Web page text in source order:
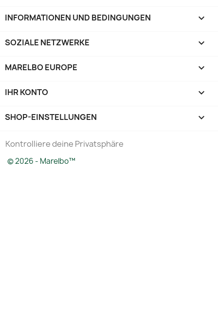
INFORMATIONEN UND BEDINGUNGEN 
SOZIALE NETZWERKE 
MARELBO EUROPE 
IHR KONTO 
SHOP-EINSTELLUNGEN keyboard_arrow_down
Kontrolliere deine Privatsphäre
© 2026 - Marelbo™